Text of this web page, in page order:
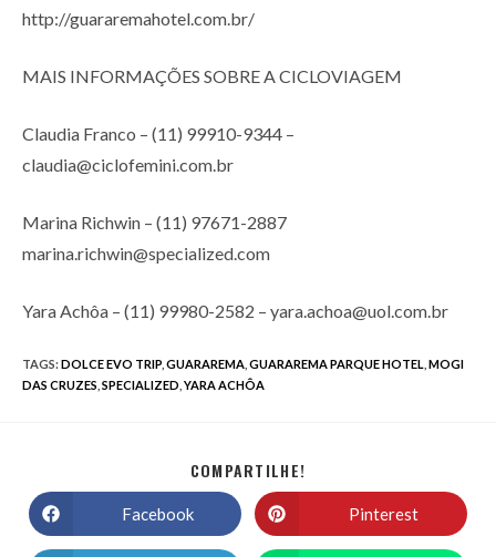
http://guararemahotel.com.br/
MAIS INFORMAÇÕES SOBRE A CICLOVIAGEM
Claudia Franco – (11) 99910-9344 –
claudia@ciclofemini.com.br
Marina Richwin – (11) 97671-2887
marina.richwin@specialized.com
Yara Achôa – (11) 99980-2582 – yara.achoa@uol.com.br
TAGS:DOLCE EVO TRIP GUARAREMA GUARAREMA PARQUE HOTEL MOGI
DAS CRUZES SPECIALIZED YARA ACHÔA
COMPARTILHE!
Facebook Pinterest